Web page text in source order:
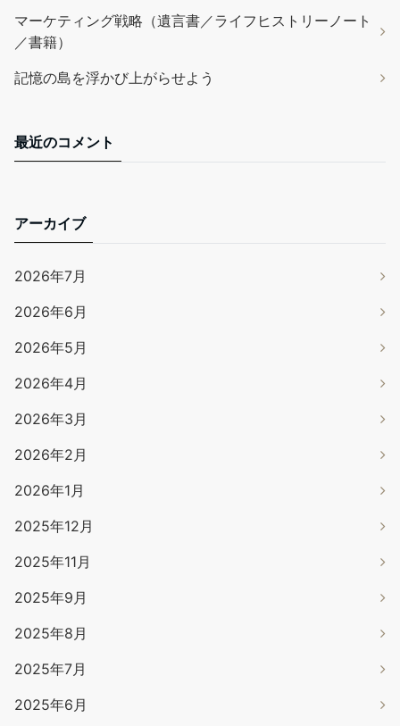
マーケティング戦略（遺言書／ライフヒストリーノート
／書籍）
記憶の島を浮かび上がらせよう
最近のコメント
アーカイブ
2026年7月
2026年6月
2026年5月
2026年4月
2026年3月
2026年2月
2026年1月
2025年12月
2025年11月
2025年9月
2025年8月
2025年7月
2025年6月